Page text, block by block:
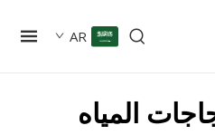
AR
المياه